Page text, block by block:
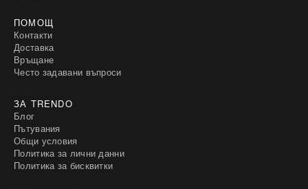
ПОМОЩ
Контакти
Доставка
Връщане
Често задавани въпроси
ЗА TRENDO
Блог
Пътувания
Общи условия
Политика за лични данни
Политика за бисквитки